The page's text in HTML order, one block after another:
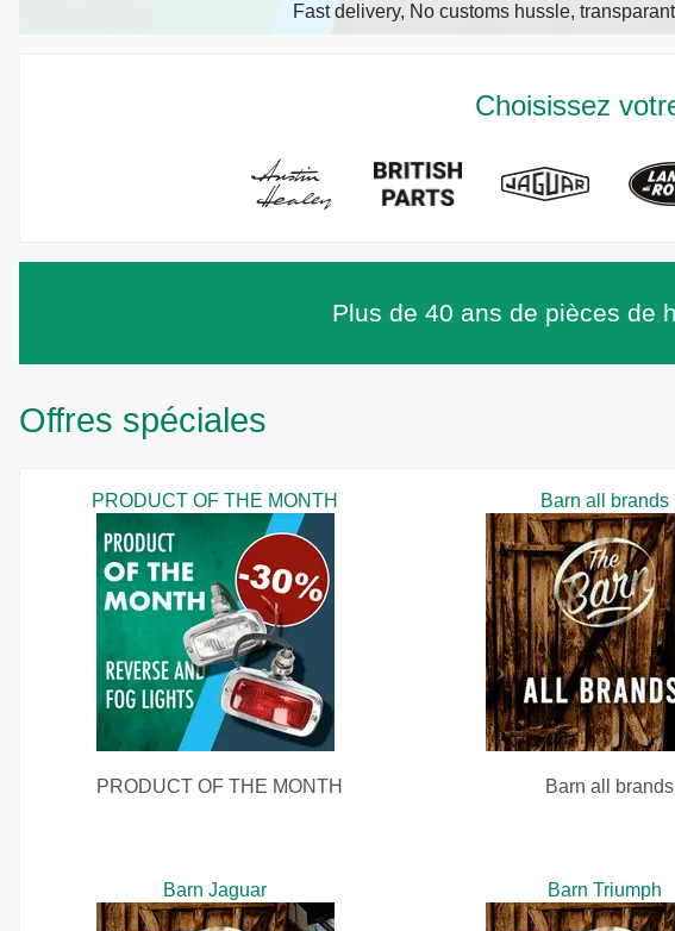
Fast delivery, No customs hussle,
Choisissez
Plus de 40 ans de pièces de
Offres spéciales
PRODUCT OF THE MONTH
PRODUCT OF THE MONTH
Barn all brands
Barn all brands
Barn Jaguar Barn Triumph